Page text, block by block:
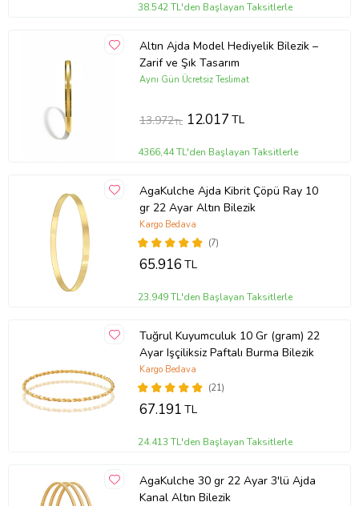
38.542 TL'den Başlayan Taksitlerle
Altın Ajda Model Hediyelik Bilezik –
Zarif ve Şık Tasarım
Aynı Gün Ücretsiz Teslimat
13.972TL 12.017TL
4366,44 TL'den Başlayan Taksitlerle
AgaKulche Ajda Kibrit Çöpü Ray 10
gr 22 Ayar Altın Bilezik
(7)
Kargo Bedava
65.916TL
23.949 TL'den Başlayan Taksitlerle
Tuğrul Kuyumculuk 10 Gr (gram) 22
Ayar Işçiliksiz Paftalı Burma Bilezik
(21)
Kargo Bedava
67.191TL
24.413 TL'den Başlayan Taksitlerle
AgaKulche 30 gr 22 Ayar 3'lü Ajda
Kanal Altın Bilezik